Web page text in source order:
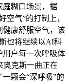
庭糊口场景，据
空气”的打制上，
康舒服空气，该
也将继续以AI科
用户每一次呼吸体
奥克斯一曲正在
颗会“深呼吸”的